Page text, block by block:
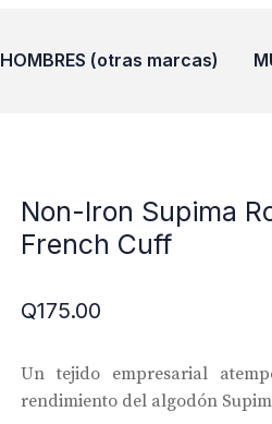
HOMBRES (otras marcas)
Non-Iron Supima
French Cuff
Q175.00
Un tejido empresarial
rendimiento del algodón